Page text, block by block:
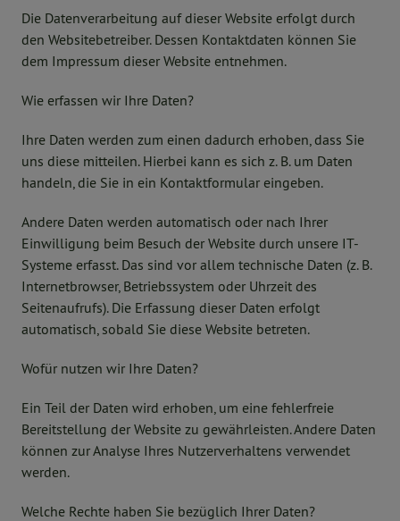
Die Datenverarbeitung auf dieser Website erfolgt durch
den Websitebetreiber. Dessen Kontaktdaten können Sie
dem Impressum dieser Website entnehmen.
Wie erfassen wir Ihre Daten?
Ihre Daten werden zum einen dadurch erhoben, dass Sie
uns diese mitteilen. Hierbei kann es sich z. B. um Daten
handeln, die Sie in ein Kontaktformular eingeben.
Andere Daten werden automatisch oder nach Ihrer
Einwilligung beim Besuch der Website durch unsere IT-
Systeme erfasst. Das sind vor allem technische Daten (z. B.
Internetbrowser, Betriebssystem oder Uhrzeit des
Seitenaufrufs). Die Erfassung dieser Daten erfolgt
automatisch, sobald Sie diese Website betreten.
Wofür nutzen wir Ihre Daten?
Ein Teil der Daten wird erhoben, um eine fehlerfreie
Bereitstellung der Website zu gewährleisten. Andere Daten
können zur Analyse Ihres Nutzerverhaltens verwendet
werden.
Welche Rechte haben Sie bezüglich Ihrer Daten?